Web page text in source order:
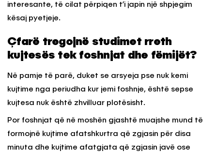
interesante, të cilat përpiqen t’i japin një shpjegim
kësaj pyetjeje.
Çfarë tregojnë studimet rreth
kujtesës tek foshnjat dhe fëmijët?
Në pamje të parë, duket se arsyeja pse nuk kemi
kujtime nga periudha kur jemi foshnje, është sepse
kujtesa nuk është zhvilluar plotësisht.
Por foshnjat që në moshën gjashtë muajshe mund të
formojnë kujtime afatshkurtra që zgjasin për disa
minuta dhe kujtime afatgjata që zgjasin javë ose